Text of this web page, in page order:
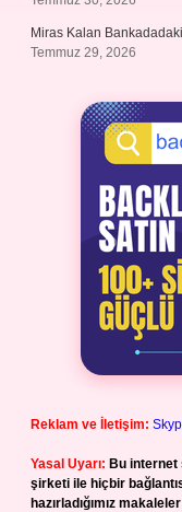
Miras Kalan
Temmuz 29, 2026
Reklam ve İletişim:
Yasal Uyarı: Bu internet
şirketi ile hiçbir
hazırladığımız